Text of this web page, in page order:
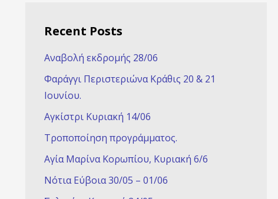
Recent Posts
Αναβολή εκδρομής 28/06
Φαράγγι Περιστεριώνα Κράθις 20 & 21
Ioυνίου.
Αγκίστρι Κυριακή 14/06
Τροποποίηση προγράμματος.
Αγία Μαρίνα Κορωπίου, Κυριακή 6/6
Νότια Εύβοια 30/05 – 01/06